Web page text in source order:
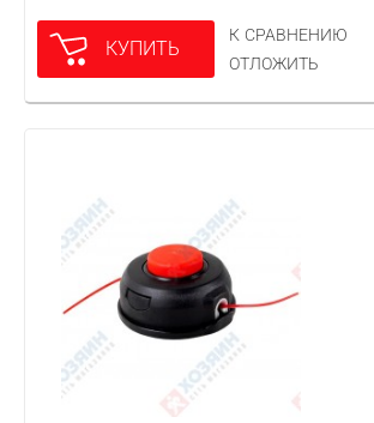
КУПИТЬ
К СРАВНЕНИЮ
ОТЛОЖИТЬ